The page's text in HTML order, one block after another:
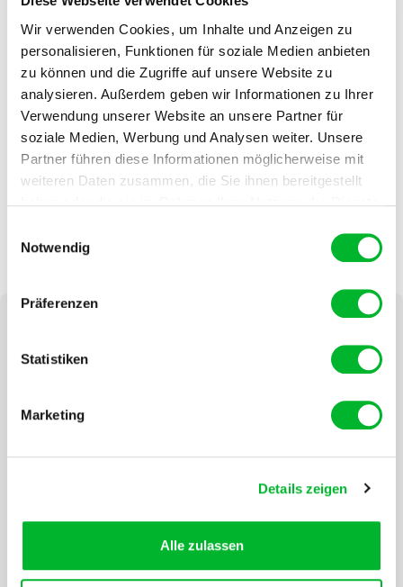
Wir verwenden Cookies, um Inhalte und Anzeigen zu
personalisieren, Funktionen für soziale Medien anbieten
zu können und die Zugriffe auf unsere Website zu
analysieren. Außerdem geben wir Informationen zu Ihrer
Verwendung unserer Website an unsere Partner für
soziale Medien, Werbung und Analysen weiter. Unsere
Partner führen diese Informationen möglicherweise mit
weiteren Daten zusammen, die Sie ihnen bereitgestellt
Notwendig
Präferenzen
Statistiken
Marketing
Details zeigen
Alle zulassen
3. Mit Mausefallen
MitMausefallenkönnen Sie ebenfalls viele Mäuse in der Küche
fangen. Platzieren Sie die Mausefalle immer an einer strategischen
Stelle, z. B. in einem Küchenschrank. Außerdem ist es wichtig, ein
Lockmittel auf der Mausefalle zu platzieren, damit die Mäuse darauf
aufmerksam werden.
Achten Sie zudem darauf, alle Lebensmittel in der Küche möglichst
keinen Zugang dazu haben.
13% Rabatt